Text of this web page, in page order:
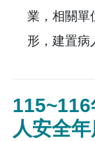
業，相關單
形，建置病
人安全